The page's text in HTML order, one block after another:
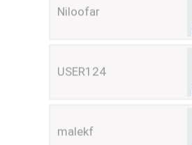
USER124
malekf